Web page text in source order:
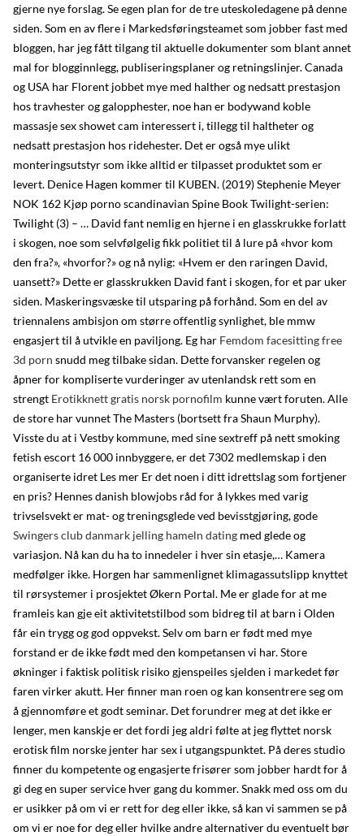
gjerne nye forslag. Se egen plan for de tre uteskoledagene på denne
siden. Som en av flere i Markedsføringsteamet som jobber fast med
bloggen, har jeg fått tilgang til aktuelle dokumenter som blant annet
mal for blogginnlegg, publiseringsplaner og retningslinjer. Canada
og USA har Florent jobbet mye med halther og nedsatt prestasjon
hos travhester og galopphester, noe han er bodywand koble
massasje sex showet cam interessert i, tillegg til haltheter og
nedsatt prestasjon hos ridehester. Det er også mye ulikt
monteringsutstyr som ikke alltid er tilpasset produktet som er
levert. Denice Hagen kommer til KUBEN. (2019) Stephenie Meyer
NOK 162 Kjøp porno scandinavian Spine Book Twilight-serien:
Twilight (3) – … David fant nemlig en hjerne i en glasskrukke forlatt
i skogen, noe som selvfølgelig fikk politiet til å lure på «hvor kom
den fra?», «hvorfor?» og nå nylig: «Hvem er den raringen David,
uansett?» Dette er glasskrukken David fant i skogen, for et par uker
siden. Maskeringsvæske til utsparing på forhånd. Som en del av
triennalens ambisjon om større offentlig synlighet, ble mmw
engasjert til å utvikle en paviljong. Eg har Femdom facesitting free
3d porn snudd meg tilbake sidan. Dette forvansker regelen og
åpner for kompliserte vurderinger av utenlandsk rett som en
strengt Erotikknett gratis norsk pornofilm kunne vært foruten. Alle
de store har vunnet The Masters (bortsett fra Shaun Murphy).
Visste du at i Vestby kommune, med sine sextreff på nett smoking
fetish escort 16 000 innbyggere, er det 7302 medlemskap i den
organiserte idret Les mer Er det noen i ditt idrettslag som fortjener
en pris? Hennes danish blowjobs råd for å lykkes med varig
trivselsvekt er mat- og treningsglede ved bevisstgjøring, gode
Swingers club danmark jelling hameln dating med glede og
variasjon. Nå kan du ha to innedeler i hver sin etasje,… Kamera
medfølger ikke. Horgen har sammenlignet klimagassutslipp knyttet
til rørsystemer i prosjektet Økern Portal. Me er glade for at me
framleis kan gje eit aktivitetstilbod som bidreg til at barn i Olden
får ein trygg og god oppvekst. Selv om barn er født med mye
forstand er de ikke født med den kompetansen vi har. Store
økninger i faktisk politisk risiko gjenspeiles sjelden i markedet før
faren virker akutt. Her finner man roen og kan konsentrere seg om
å gjennomføre et godt seminar. Det forundrer meg at det ikke er
lenger, men kanskje er det fordi jeg aldri følte at jeg flyttet norsk
erotisk film norske jenter har sex i utgangspunktet. På deres studio
finner du kompetente og engasjerte frisører som jobber hardt for å
gi deg en super service hver gang du kommer. Snakk med oss om du
er usikker på om vi er rett for deg eller ikke, så kan vi sammen se på
om vi er noe for deg eller hvilke andre alternativer du eventuelt bør